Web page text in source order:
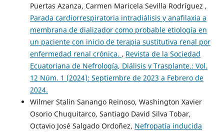
Puertas Azanza, Carmen Maricela Sevilla Rodríguez ,
Parada cardiorrespiratoria intradiálisis y anafilaxia a
membrana de dializador como probable etiología en
un paciente con inicio de terapia sustitutiva renal por
enfermedad renal crónica. , Revista de la Sociedad
Ecuatoriana de Nefrología, Diálisis y Trasplante.: Vol.
12 Núm. 1 (2024): Septiembre de 2023 a Febrero de
2024.
Wilmer Stalin Sanango Reinoso, Washington Xavier
Osorio Chuquitarco, Santiago David Silva Tobar,
Octavio José Salgado Ordoñez, Nefropatía inducida